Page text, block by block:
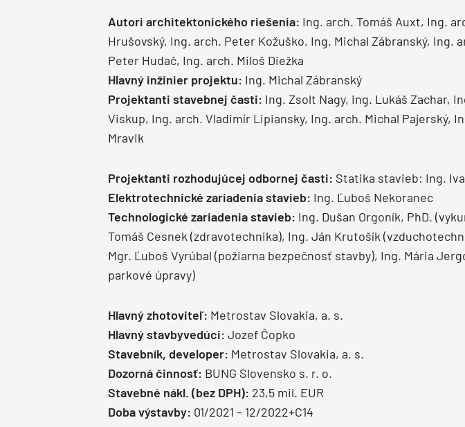
Autori architektonického riešenia: Ing. arch. Tomáš Auxt, Ing.
Hrušovský, Ing. arch. Peter Kožuško, Ing. Michal Zábranský, Ing.
Peter Hudač, Ing. arch. Miloš Diežka
Hlavný inžinier projektu: Ing. Michal Zábranský
Projektanti stavebnej časti: Ing. Zsolt Nagy, Ing. Lukáš Zachar,
Viskup, Ing. arch. Vladimír Lipiansky, Ing. arch. Michal Pajerský,
Mravik
Projektanti rozhodujúcej odbornej časti: Statika stavieb: Ing.
Elektrotechnické zariadenia stavieb: Ing. Ľuboš Nekoranec
Technologické zariadenia stavieb: Ing. Dušan Orgoník, PhD.
Tomáš Cesnek (zdravotechnika), Ing. Ján Krutošík
Mgr. Ľuboš Vyrúbal (požiarna bezpečnosť stavby), Ing. Mária
parkové úpravy)
Hlavný zhotoviteľ: Metrostav Slovakia, a. s.
Hlavný stavbyvedúci: Jozef Čopko
Stavebník, developer: Metrostav Slovakia, a. s.
Dozorná činnosť: BUNG Slovensko s. r. o.
Stavebné nákl. (bez DPH): 23,5 mil. EUR
Doba výstavby: 01/2021 – 12/2022+C14